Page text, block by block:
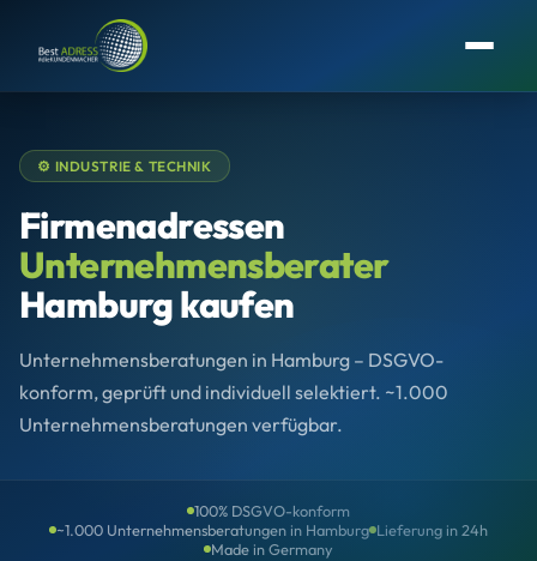
⚙️ INDUSTRIE & TECHNIK
Firmenadressen
Unternehmensberater
Hamburg kaufen
Unternehmensberatungen in Hamburg – DSGVO-
konform, geprüft und individuell selektiert. ~1.000
Unternehmensberatungen verfügbar.
100% DSGVO-konform
~1.000 Unternehmensberatungen in Hamburg Lieferung in 24h
Made in Germany